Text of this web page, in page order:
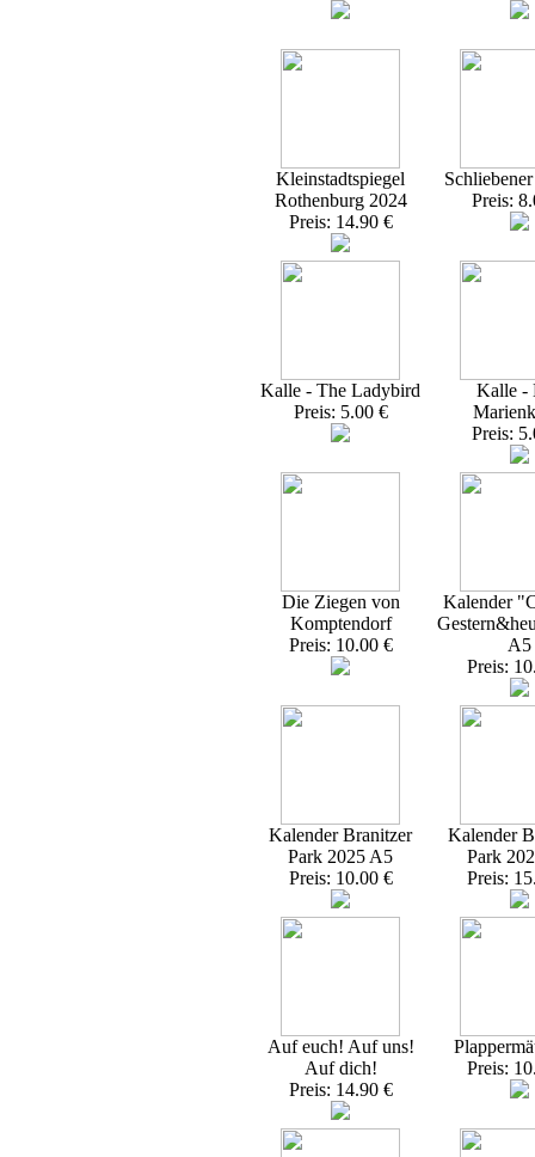
Kleinstadtspiegel
Rothenburg 2024
Preis: 14.90 €
Preis:
Kalle - The Ladybird
Preis: 5.00 €
Kalle -
Preis:
Die Ziegen von
Komptendorf
Preis: 10.00 €
Kalender
A5
Preis:
Kalender Branitzer
Park 2025 A5
Preis: 10.00 €
Kalender
Park
Preis:
Auf euch! Auf uns!
Auf dich!
Preis: 14.90 €
Preis: